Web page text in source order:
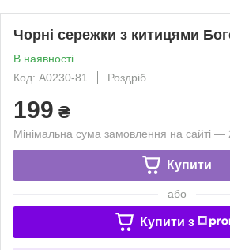
Чорні сережки з китицями
В наявності
Код: A0230-81
Роздріб
199 ₴
Мінімальна сума замовлення на сайті —
Купити
або
Купити з